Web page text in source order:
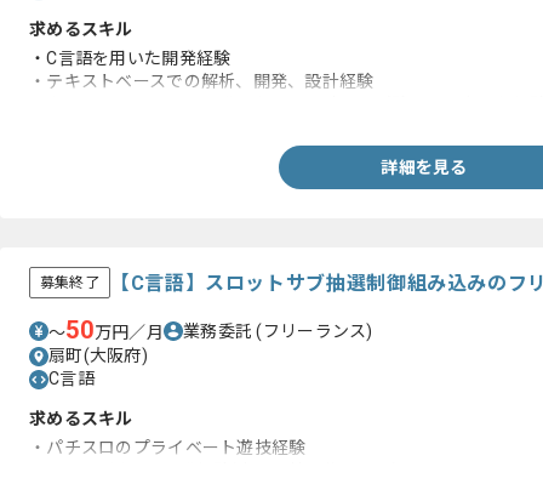
求めるスキル
・C言語を用いた開発経験
・テキストベースでの解析、開発、設計経験
詳細を見る
募集終了 【C言語】スロットサブ抽選制御組み込みのフ
〜50万円／月 業務委託(フリーランス)
扇町(大阪府)
C言語
求めるスキル
・パチスロのプライベート遊技経験